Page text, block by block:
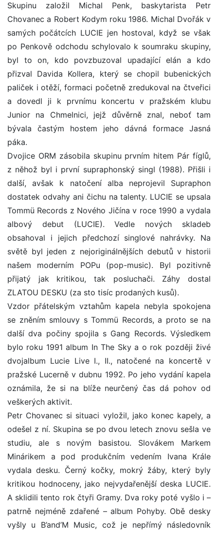
Skupinu založil Michal Penk, baskytarista Petr
Chovanec a Robert Kodym roku 1986. Michal Dvořák v
samých počátcích LUCIE jen hostoval, když se však
po Penkově odchodu schylovalo k soumraku skupiny,
byl to on, kdo povzbuzoval upadající elán a kdo
přizval Davida Kollera, který se chopil bubenických
paliček i otěží, formaci početně zredukoval na čtveřici
a dovedl ji k prvnímu koncertu v pražském klubu
Junior na Chmelnici, jejž důvěrně znal, neboť tam
bývala častým hostem jeho dávná formace Jasná
páka.
Dvojice ORM zásobila skupinu prvním hitem Pár fíglů,
z něhož byl i první supraphonský singl (1988). Přišli i
další, avšak k natočení alba neprojevil Supraphon
dostatek odvahy ani čichu na talenty. LUCIE se upsala
Tommü Records z Nového Jičína v roce 1990 a vydala
albový debut (LUCIE). Vedle nových skladeb
obsahoval i jejich předchozí singlové nahrávky. Na
světě byl jeden z nejoriginálnějších debutů v historii
našem moderním POPu (pop-music). Byl pozitivně
přijatý jak kritikou, tak posluchači. Záhy dostal
ZLATOU DESKU (za sto tisíc prodaných kusů).
Vzdor přátelským vztahům kapela nebyla spokojena
se zněním smlouvy s Tommü Records, a proto se na
další dva počiny spojila s Gang Records. Výsledkem
bylo roku 1991 album In The Sky a o rok později živé
dvojalbum Lucie Live I., II., natočené na koncertě v
pražské Lucerně v dubnu 1992. Po jeho vydání kapela
oznámila, že si na blíže neurčený čas dá pohov od
veškerých aktivit.
Petr Chovanec si situaci vyložil, jako konec kapely, a
odešel z ní. Skupina se po dvou letech znovu sešla ve
studiu, ale s novým basistou. Slovákem Markem
Minárikem a pod produkčním vedením Ivana Krále
vydala desku. Černý kočky, mokrý žáby, který byly
kritikou hodnoceny, jako nejvydařenější deska LUCIE.
A sklidili tento rok čtyři Gramy. Dva roky poté vyšlo i –
patrně nejméně zdařené – album Pohyby. Obě desky
vyšly u B’and’M Music, což je nepřímý následovník